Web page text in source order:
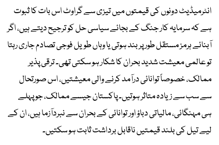
انٹرمیڈیٹ دونوں کی قیمتوں میں تیزی سے گراوٹ اس بات کا ثبوت
ہے کہ سرمایہ کار جنگ کے بجائے سیاسی حل کو ترجیح دیتے ہیں، اگر
آبنائے ہرمز مستقل طور پر بند ہوتی یا وہاں طویل فوجی تصادم جاری رہتا
تو عالمی معیشت شدید بحران کا شکار ہو سکتی تھی۔ ترقی پذیر
ممالک، خصوصاً توانائی درآمد کرنے والی معیشتیں، اس صورتحال
سے سب سے زیادہ متاثر ہوتیں۔ پاکستان جیسے ممالک، جو پہلے
ہی مہنگائی، مالیاتی دباؤ اور توانائی کے بحران سے نبردآزما ہیں، ان کے
لیے تیل کی بلند قیمتیں ناقابل برداشت ثابت ہو سکتیں۔